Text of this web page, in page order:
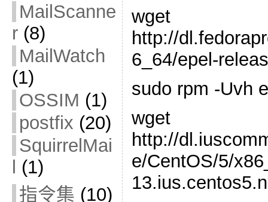
MailScanne
r(8)
MailWatch
(1)
OSSIM (1)
postfix (20)
SquirrelMai
(1)
指令集 (10)
wget
http://
6_64/epel-
sudo rpm -Uvh
wget
http://
e/CentOS/5/